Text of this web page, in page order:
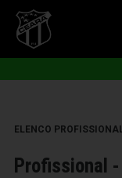
ELENCO PROFISSIONAL
Profissional -